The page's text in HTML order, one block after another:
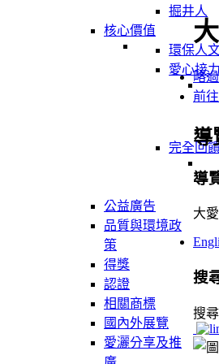
掘井人
核心價值
環保人
愛心接力
完全回
公益廣告
品質與環境政
策
得獎
認證
相關商標
國內外展覽
愛灑分享及推
略
前
導
導
大
搜
搜